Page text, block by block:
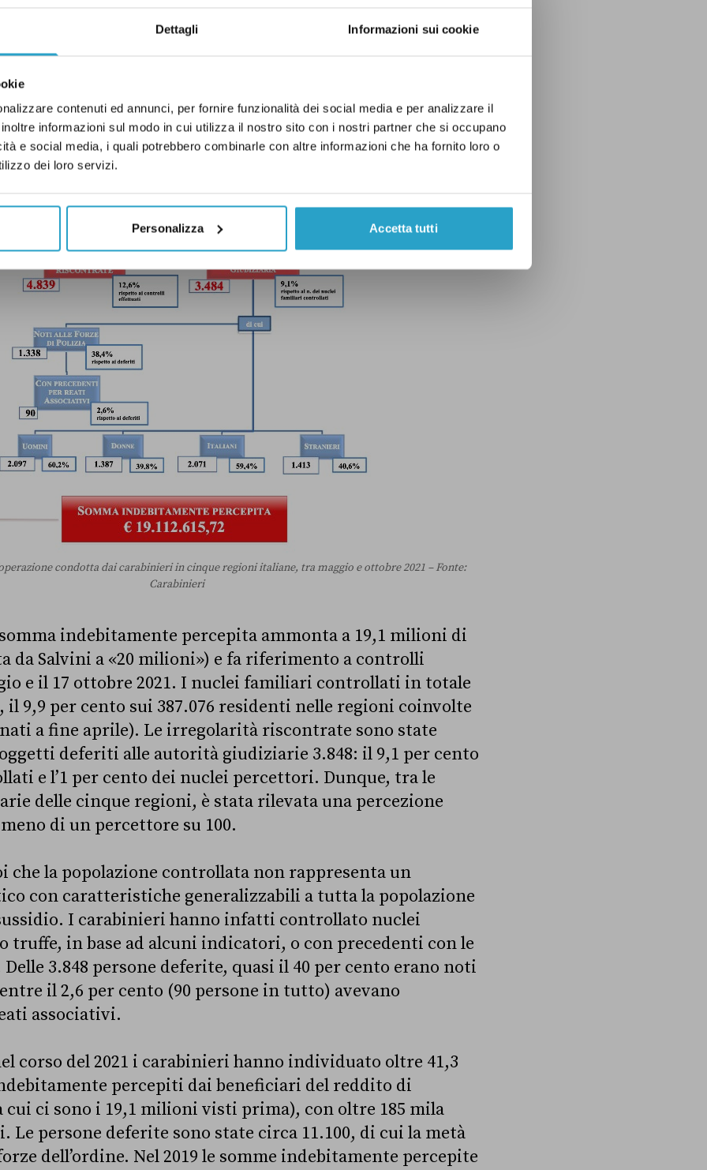
Dettagli Informazioni sui cookie
contenuti ed annunci, per fornire funzionalità dei social media e per analizzare il
informazioni sul modo in cui utilizza il nostro sito con i nostri partner che si occupano
e social media, i quali potrebbero combinarle con altre informazioni che ha fornito loro o
dei loro servizi.
Personalizza Accetta tutti
in più sull’operazione rispetto a quanto riportato da
1).
condotta dai carabinieri in cinque regioni italiane, tra maggio e ottobre 2021 – Fonte:
Carabinieri
indebitamente percepita ammonta a 19,1 milioni di
da Salvini a «20 milioni») e fa riferimento a controlli
e il 17 ottobre 2021. I nuclei familiari controllati in totale
il 9,9 per cento sui 387.076 residenti nelle regioni coinvolte
a fine aprile). Le irregolarità riscontrate sono state
deferiti alle autorità giudiziarie 3.848: il 9,1 per cento
e l’1 per cento dei nuclei percettori. Dunque, tra le
delle cinque regioni, è stata rilevata una percezione
di un percettore su 100.
che la popolazione controllata non rappresenta un
con caratteristiche generalizzabili a tutta la popolazione
I carabinieri hanno infatti controllato nuclei
truffe, in base ad alcuni indicatori, o con precedenti con le
Delle 3.848 persone deferite, quasi il 40 per cento erano noti
il 2,6 per cento (90 persone in tutto) avevano
associativi.
corso del 2021 i carabinieri hanno individuato oltre 41,3
percepiti dai beneficiari del reddito di
ci sono i 19,1 milioni visti prima), con oltre 185 mila
persone deferite sono state circa 11.100, di cui la metà
dell’ordine. Nel 2019 le somme indebitamente percepite